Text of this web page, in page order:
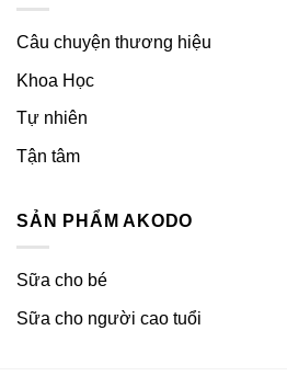
Câu chuyện thương hiệu
Khoa Học
Tự nhiên
Tận tâm
SẢN PHẨM AKODO
Sữa cho bé
Sữa cho người cao tuổi